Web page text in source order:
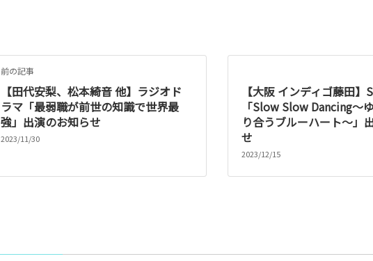
前の記事
【田代安梨、松本綺音 他】ラジオド
ラマ「最弱職が前世の知識で世界最
強」出演のお知らせ
2023/11/30
【大阪 インディゴ藤田】
「Slow Slow Dancing～
り合うブルーハート～」
せ
2023/12/15